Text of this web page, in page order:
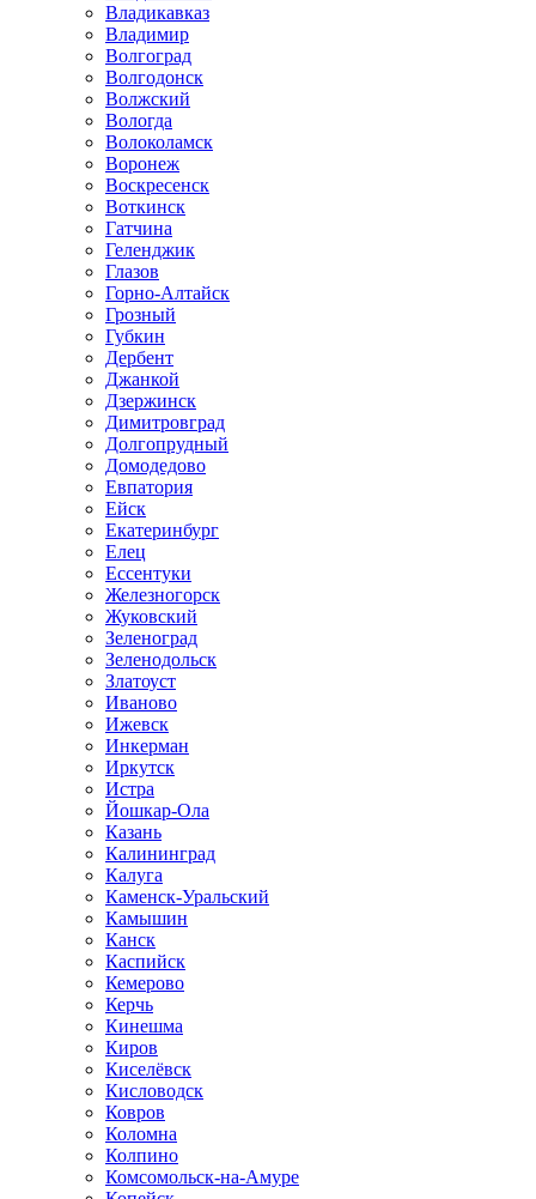
Владикавказ
Владимир
Волгоград
Волгодонск
Волжский
Вологда
Волоколамск
Воронеж
Воскресенск
Воткинск
Гатчина
Геленджик
Глазов
Горно-Алтайск
Грозный
Губкин
Дербент
Джанкой
Дзержинск
Димитровград
Долгопрудный
Домодедово
Евпатория
Ейск
Екатеринбург
Елец
Ессентуки
Железногорск
Жуковский
Зеленоград
Зеленодольск
Златоуст
Иваново
Ижевск
Инкерман
Иркутск
Истра
Йошкар-Ола
Казань
Калининград
Калуга
Каменск-Уральский
Камышин
Канск
Каспийск
Кемерово
Керчь
Кинешма
Киров
Киселёвск
Кисловодск
Ковров
Коломна
Колпино
Комсомольск-на-Амуре